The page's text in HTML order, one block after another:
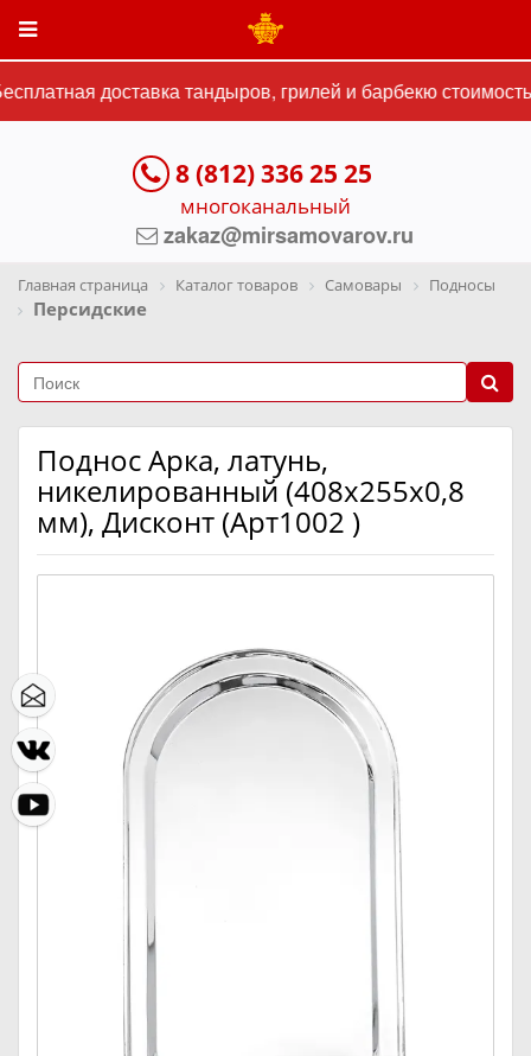
доставка тандыров, грилей и барбекю
8 (812) 336 25 25
многоканальный
zakaz@mirsamovarov.ru
Главная страница Каталог товаров Самовары Подносы
Персидские
Поднос Арка, латунь,
никелированный (408х255х0,8
мм), Дисконт (Арт1002 )